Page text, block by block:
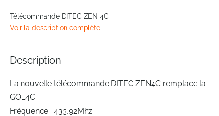
to
the
beginning
images
Télécommande DITEC ZEN 4C
Voir la description complète
Description
La nouvelle télécommande DITEC ZEN4C remplace la
GOL4C
Fréquence : 433,92Mhz